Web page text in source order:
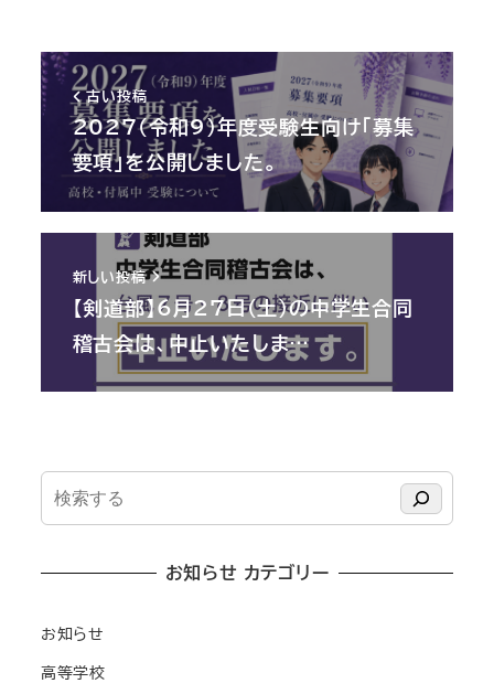
古い投稿
2027（令和9）年度受験生向け「募集
要項」を公開しました。
新しい投稿
【剣道部】6月27日（土）の中学生合同
稽古会は、中止いたしま…
お知らせ カテゴリー
お知らせ
高等学校